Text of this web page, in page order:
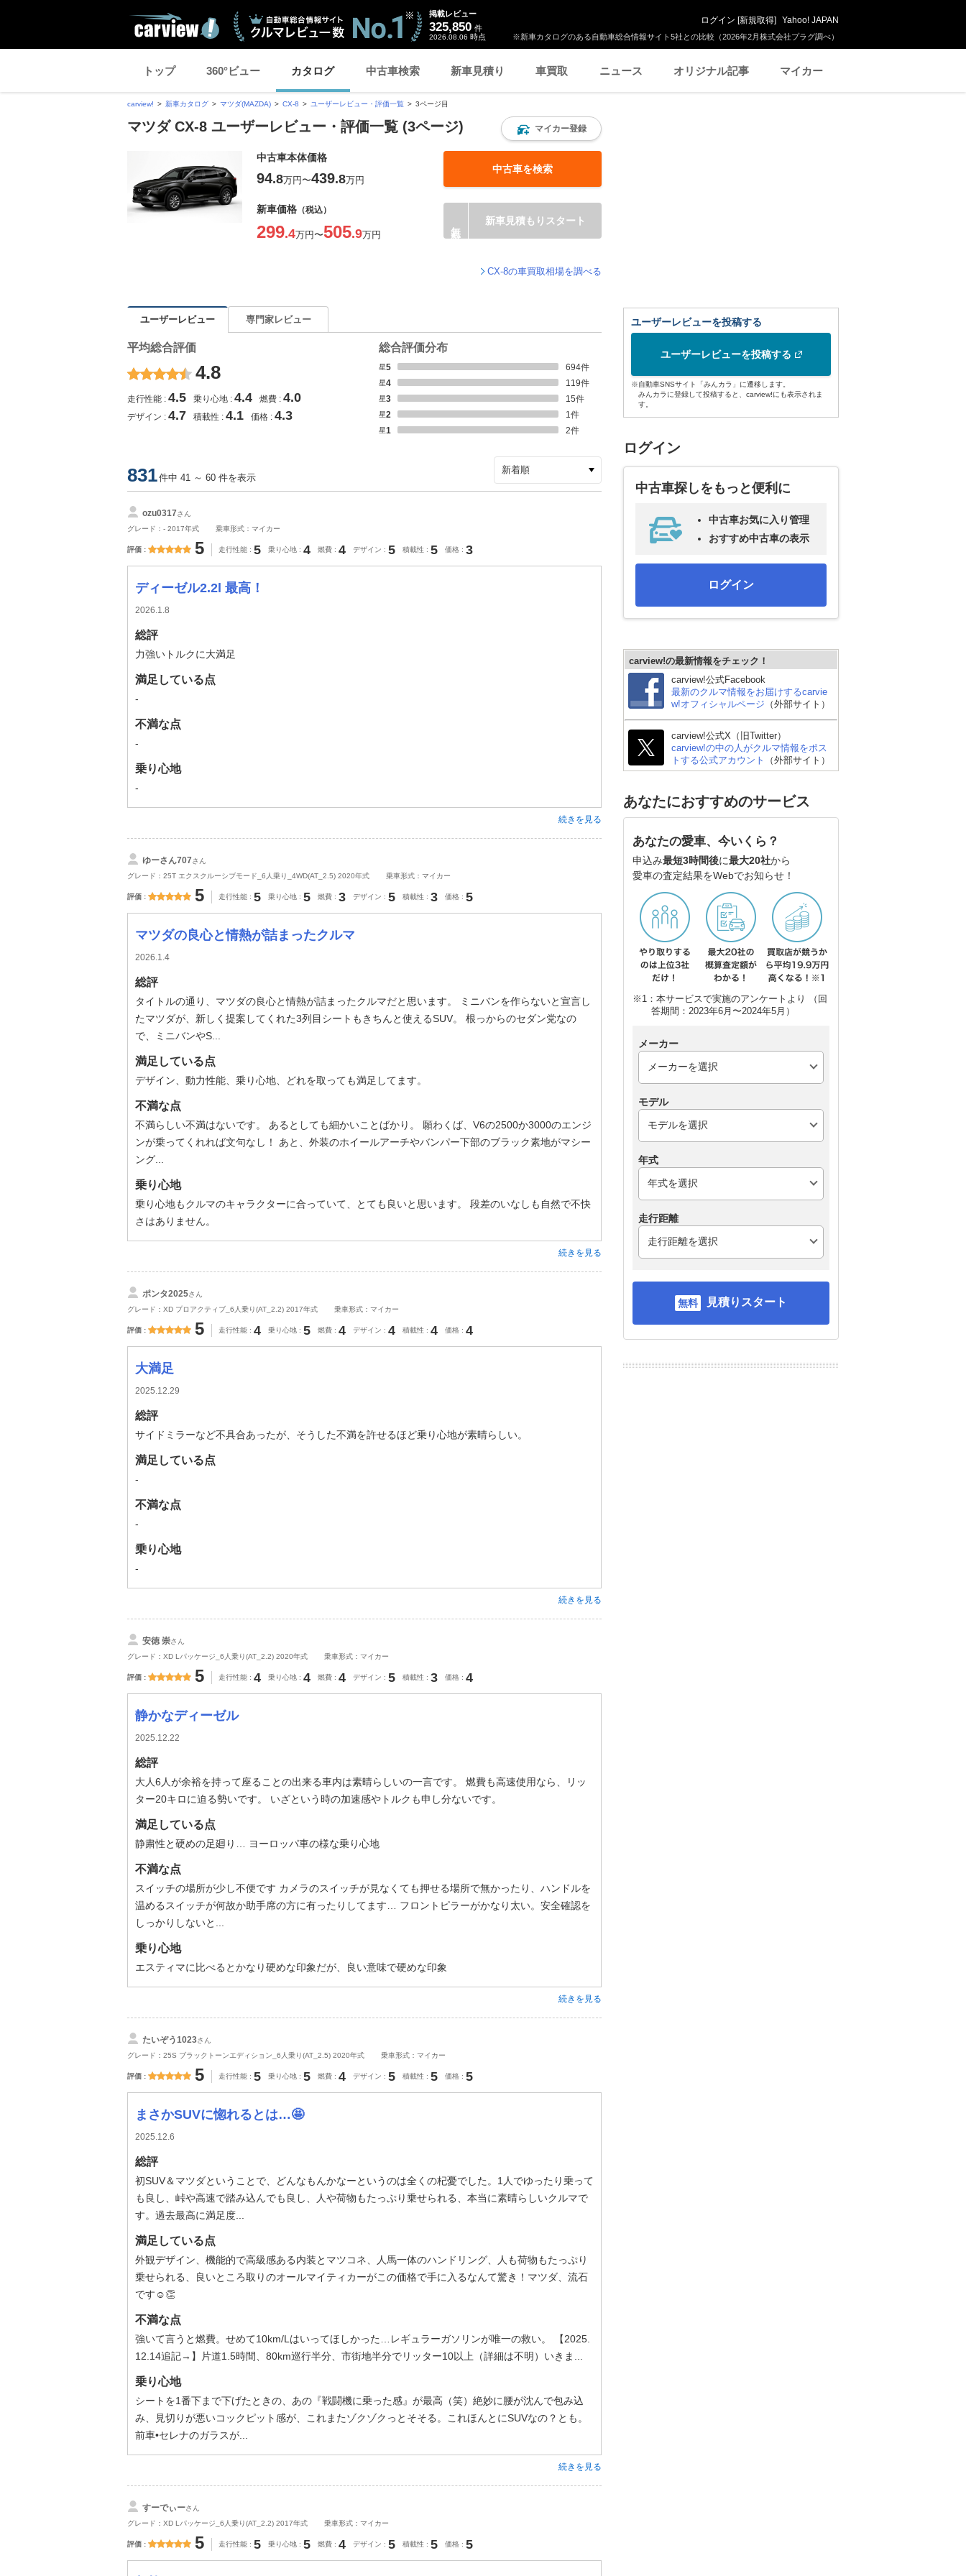
※新車カタログのある自動車総合情報サイト5社との比較（2026年2月株式会社プラグ調べ）
掲載レビュー
325,850 件
2026.08.06 時点
ログイン [新規取得] Yahoo! JAPAN
トップ 360°ビュー カタログ 中古車検索 新車見積り 車買取 ニュース オリジナル記事 マイカー
carview! 新車カタログ マツダ(MAZDA) CX-8 ユーザーレビュー・評価一覧 3ページ目
マツダ CX-8 ユーザーレビュー・評価一覧 (3ページ) マイカー登録
中古車本体価格
94.8万円〜439.8万円
中古車を検索
新車価格 （税込）
299.4万円〜505.9万円
新車見積もりスタート
CX-8の車買取相場を調べる
ユーザーレビュー 専門家レビュー
平均総合評価
4.8
走行性能 4.5 乗り心地 4.4 燃費 4.0
デザイン 4.7 積載性 4.1 価格 4.3
総合評価分布
星5 694件
星4
119件
星3
15件
星2
1件
星1
2件
831件中 41 ～ 60 件を表示
ozu0317さん
グレード：- 2017年式
乗車形式：マイカー
評価 5 走行性能 5 乗り心地 4 燃費 4 デザイン 5 積載性 5 価格 3
ディーゼル2.2l 最高！
2026.1.8
総評
力強いトルクに大満足
満足している点
-
不満な点
-
乗り心地
-
続きを見る
ゆーさん707さん
グレード：25T エクスクルーシブモード_6人乗り_4WD(AT_2.5) 2020年式
乗車形式：マイカー
評価 5 走行性能 5 乗り心地 5 燃費 3 デザイン 5 積載性 3 価格 5
マツダの良心と情熱が詰まったクルマ
2026.1.4
総評
タイトルの通り、マツダの良心と情熱が詰まったクルマだと思います。 ミニバンを作らないと宣言し
たマツダが、新しく提案してくれた3列目シートもきちんと使えるSUV。 根っからのセダン党なの
で、ミニバンやS...
満足している点
デザイン、動力性能、乗り心地、どれを取っても満足してます。
不満な点
不満らしい不満はないです。 あるとしても細かいことばかり。 願わくば、V6の2500か3000のエンジ
ンが乗ってくれれば文句なし！ あと、外装のホイールアーチやバンパー下部のブラック素地がマシー
ング...
乗り心地
乗り心地もクルマのキャラクターに合っていて、とても良いと思います。 段差のいなしも自然で不快
さはありません。
続きを見る
ポンタ2025さん
グレード：XD プロアクティブ_6人乗り(AT_2.2) 2017年式
乗車形式：マイカー
評価 5 走行性能 4 乗り心地 5 燃費 4 デザイン 4 積載性 4 価格 4
大満足
2025.12.29
総評
サイドミラーなど不具合あったが、そうした不満を許せるほど乗り心地が素晴らしい。
満足している点
-
不満な点
-
乗り心地
-
続きを見る
安徳 崇さん
グレード：XD Lパッケージ_6人乗り(AT_2.2) 2020年式
乗車形式：マイカー
評価 5 走行性能 4 乗り心地 4 燃費 4 デザイン 5 積載性 3 価格 4
静かなディーゼル
2025.12.22
総評
大人6人が余裕を持って座ることの出来る車内は素晴らしいの一言です。 燃費も高速使用なら、リッ
ター20キロに迫る勢いです。 いざという時の加速感やトルクも申し分ないです。
満足している点
静粛性と硬めの足廻り… ヨーロッパ車の様な乗り心地
不満な点
スイッチの場所が少し不便です カメラのスイッチが見なくても押せる場所で無かったり、ハンドルを
温めるスイッチが何故か助手席の方に有ったりしてます… フロントピラーがかなり太い。安全確認を
しっかりしないと...
乗り心地
エスティマに比べるとかなり硬めな印象だが、良い意味で硬めな印象
続きを見る
たいぞう1023さん
グレード：25S ブラックトーンエディション_6人乗り(AT_2.5) 2020年式
乗車形式：マイカー
評価 5 走行性能 5 乗り心地 5 燃費 4 デザイン 5 積載性 5 価格 5
まさかSUVに惚れるとは…🤩
2025.12.6
総評
初SUV＆マツダということで、どんなもんかなーというのは全くの杞憂でした。1人でゆったり乗って
も良し、峠や高速で踏み込んでも良し、人や荷物もたっぷり乗せられる、本当に素晴らしいクルマで
す。過去最高に満足度...
満足している点
外観デザイン、機能的で高級感ある内装とマツコネ、人馬一体のハンドリング、人も荷物もたっぷり
乗せられる、良いところ取りのオールマイティカーがこの価格で手に入るなんて驚き！マツダ、流石
です☺️👏
不満な点
強いて言うと燃費。せめて10km/Lはいってほしかった…レギュラーガソリンが唯一の救い。 【2025.
12.14追記→】片道1.5時間、80km巡行半分、市街地半分でリッター10以上（詳細は不明）いきま...
乗り心地
シートを1番下まで下げたときの、あの『戦闘機に乗った感』が最高（笑）絶妙に腰が沈んで包み込
み、見切りが悪いコックピット感が、これまたゾクゾクっとそそる。これほんとにSUVなの？とも。
前車•セレナのガラスが...
続きを見る
すーでぃーさん
グレード：XD Lパッケージ_6人乗り(AT_2.2) 2017年式
乗車形式：マイカー
評価 5 走行性能 5 乗り心地 5 燃費 4 デザイン 5 積載性 5 価格 5
ユーザーレビューを投稿する
ユーザーレビューを投稿する
※自動車SNSサイト「みんカラ」に遷移します。
みんカラに登録して投稿すると、carview!にも表示されま
す。
ログイン
中古車探しをもっと便利に
中古車お気に入り管理
おすすめ中古車の表示
ログイン
carview!の最新情報をチェック！
carview!公式Facebook
最新のクルマ情報をお届けするcarvie
w!オフィシャルページ （外部サイト）
carview!公式X（旧Twitter）
carview!の中の人がクルマ情報をポス
トする公式アカウント
（外部サイト）
あなたにおすすめのサービス
あなたの愛車、今いくら？
申込み最短3時間後に最大20社から
愛車の査定結果をWebでお知らせ！
※1：本サービスで実施のアンケートより （回
答期間：2023年6月〜2024年5月）
メーカー
モデル
年式
走行距離
見積りスタート